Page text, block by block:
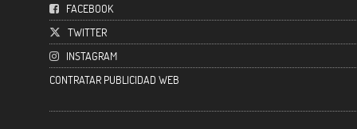
FACEBOOK
TWITTER
INSTAGRAM
CONTRATAR PUBLICIDAD WEB